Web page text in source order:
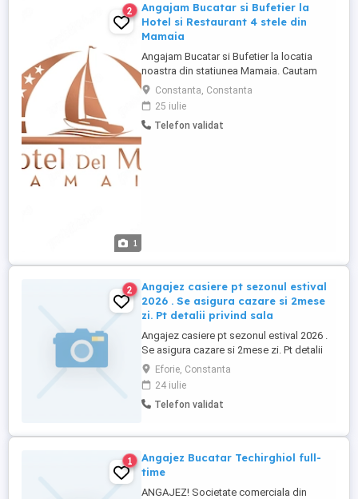
1
2
Angajam Bucatar si Bufetier la
Hotel si Restaurant 4 stele din
Mamaia
Angajam Bucatar si Bufetier la locatia
noastra din statiunea Mamaia. Cautam
persoane serioase si motivate sa faca
parte din echipa noastra. Cerintele
noastre: Punctualitate si responsabilitate
Capacitate de lucru in echipa Experienta
Constanta, Constanta
25 iulie
Telefon validat
2
Angajez casiere pt sezonul estival
2026 . Se asigura cazare si 2mese
zi. Pt detalii privind sala
Angajez casiere pt sezonul estival 2026 .
Se asigura cazare si 2mese zi. Pt detalii
privind salarizarea nu ezitati sa ne
contactati la tel .
Eforie, Constanta
24 iulie
Telefon validat
1
Angajez Bucatar Techirghiol full-
time
ANGAJEZ! Societate comerciala din